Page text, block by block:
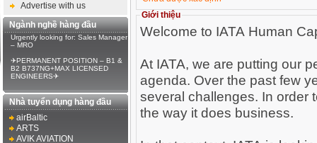
Advertise with us
Ngành nghề hàng đầu
Urgently looking for: Sales Manager
– MRO
✈PERMANENT POSITION – B1 &
B2 B737NG+MAX LICENSED
ENGINEERS✈
Nhà tuyển dụng hàng đầu
airBaltic
ARTS
AVIK AVIATION
Giới thiệu
Welcome to IATA Human
At IATA, we are putting our
agenda. Over the past few
several challenges. In order
the way it does business.